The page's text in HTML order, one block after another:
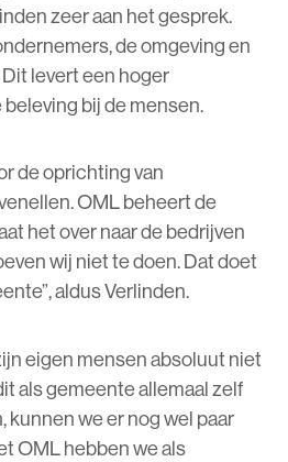
zeer aan het gesprek.
de omgeving en
levert een hoger
bij de mensen.
de oprichting van
OML beheert de
het over naar de bedrijven
wij niet te doen. Dat doet
aldus Verlinden.
eigen mensen absoluut niet
als gemeente allemaal zelf
we er nog wel paar
OML hebben we als